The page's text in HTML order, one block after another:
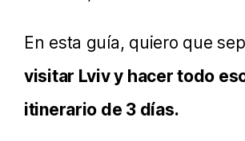
En esta guía, quiero que
visitar Lviv y hacer todo
itinerario de 3 días.